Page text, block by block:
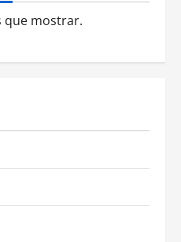
que mostrar.